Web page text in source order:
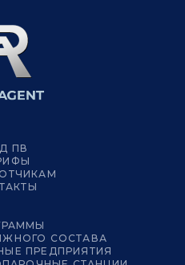
ПВ
СОСТАВА
ПРЕДПРИЯТИЯ